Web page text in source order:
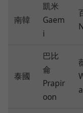
南韓
凱米
Gaem
i
泰國
巴比
侖
Prapir
oon
a